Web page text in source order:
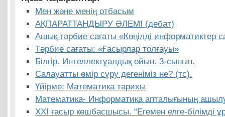
Мен және менің отбасым
АҚПАРАТТАНДЫРУ ӘЛЕМІ (дебат)
Ашық тәрбие сағаты «Көңілді информатиктер
Тәрбие сағаты: «Ғасырлар толғауы»
Білгір. Интеллектуалдық ойын. 3-сынып.
Салауатты өмір сүру дегеніміз не? (тс).
Үйірме: Математика тарихы
Математика- Информатика апталығының
XXI ғасыр көшбасшысы. “Егемен елге-білімді